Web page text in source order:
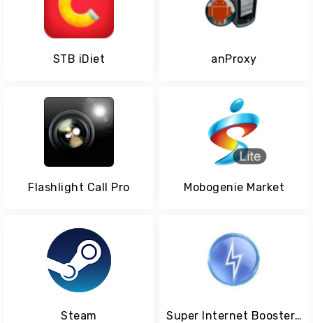
STB iDiet anProxy
Flashlight Call Pro Mobogenie Market
Steam Super Internet Booster ++